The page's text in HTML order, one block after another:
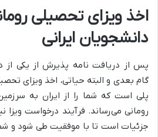
اخذ ویزای تحصیلی
دانشجویان ایرانی
پس از دریافت نامه پذیرش از یکی از
پلی است که شما را از ایران به
رومانی می‌رساند. فرآیند درخواست
جزئیات است تا با موفقیت طی شود و